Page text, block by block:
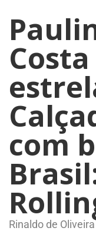
com
Rinaldo de